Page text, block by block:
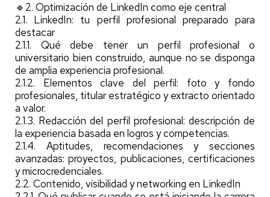
🔹2. Optimización de LinkedIn como eje central
2.1. LinkedIn: tu perfil profesional preparado para
destacar
2.1.1. Qué debe tener un perfil profesional o
universitario bien construido, aunque no se disponga
de amplia experiencia profesional.
2.1.2. Elementos clave del perfil: foto y fondo
profesionales, titular estratégico y extracto orientado
a valor.
2.1.3. Redacción del perfil profesional: descripción de
la experiencia basada en logros y competencias.
2.1.4. Aptitudes, recomendaciones y secciones
avanzadas: proyectos, publicaciones, certificaciones
y microcredenciales.
2.2. Contenido, visibilidad y networking en LinkedIn